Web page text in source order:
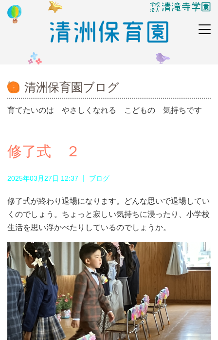
清洲保育園ブログ
育てたいのは やさしくなれる こどもの 気持ちです
修了式 ２
2025年03月27日 12:37 ブログ
修了式が終わり退場になります。どんな思いで退場してい
くのでしょう。ちょっと寂しい気持ちに浸ったり、小学校
生活を思い浮かべたりしているのでしょうか。